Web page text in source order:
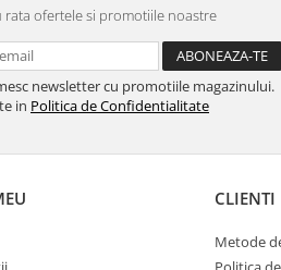
rata ofertele si promotiile noastre
newsletter cu promotiile magazinului.
in Politica de Confidentialitate
CLIENTI
Metode